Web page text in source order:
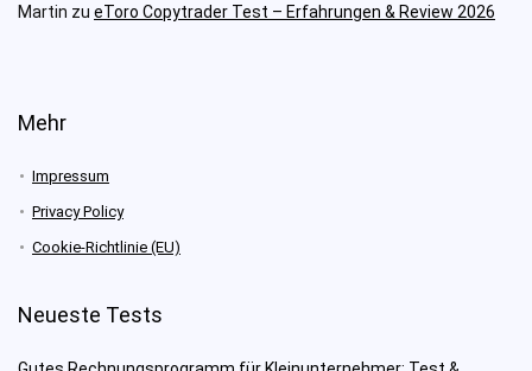
Martin zu eToro Copytrader Test – Erfahrungen & Review 2026
Mehr
Impressum
Privacy Policy
Cookie-Richtlinie (EU)
Neueste Tests